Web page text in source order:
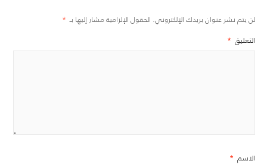
لن يتم نشر عنوان بريدك الإلكتروني. الحقول الإلزامية مشار إليها بـ *
التعليق *
الاسم *